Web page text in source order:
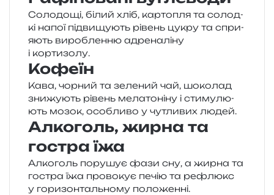
Солодощі, білий хліб, кар­то­пля та солод­
кі напої під­ви­щу­ють рівень цукру та спри­
я­ють виро­блен­ню адре­на­лі­ну
і кортизолу.
Кофеїн
Кава, чор­ний та зеле­ний чай, шоко­лад
зни­жу­ють рівень мела­то­ні­ну і сти­му­лю­
ють мозок, осо­бли­во у чутли­вих людей.
Алкоголь, жирна та
гостра їжа
Алкоголь пору­шує фази сну, а жирна та
гостра їжа про­во­кує печію та рефлюкс
у гори­зон­таль­но­му положенні.